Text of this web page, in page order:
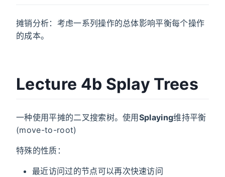
摊销分析：考虑一系列操作的总体影响平衡每个操作
的成本。
Lecture 4b Splay Trees
一种使用平摊的二叉搜索树。使用 Splaying维持平衡
(move-to-root)
特殊的性质：
最近访问过的节点可以再次快速访问